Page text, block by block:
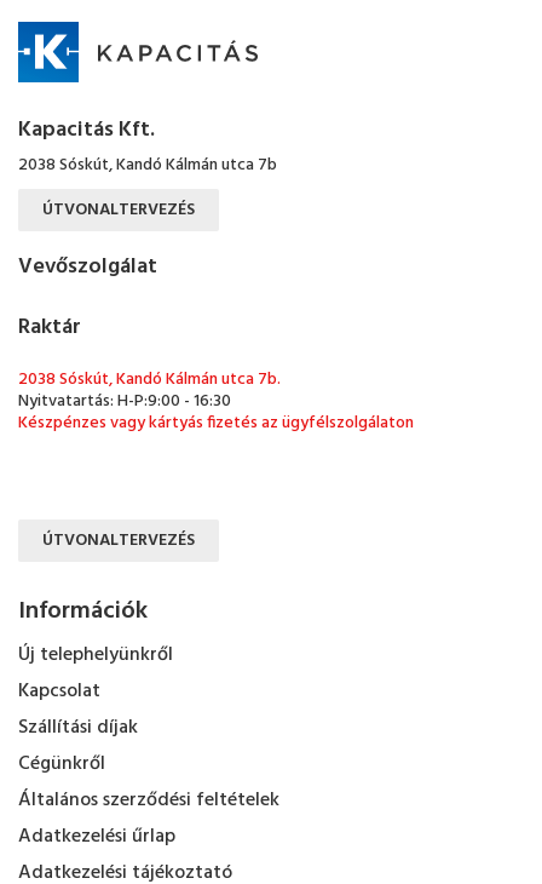
Kapacitás Kft.
2038 Sóskút, Kandó Kálmán utca 7b
ÚTVONALTERVEZÉS
Vevőszolgálat
Raktár
2038 Sóskút, Kandó Kálmán utca 7b.
Nyitvatartás: H-P:9:00 - 16:30
Készpénzes vagy kártyás fizetés az ügyfélszolgálaton
ÚTVONALTERVEZÉS
Információk
Új telephelyünkről
Kapcsolat
Szállítási díjak
Cégünkről
Általános szerződési feltételek
Adatkezelési űrlap
Adatkezelési tájékoztató